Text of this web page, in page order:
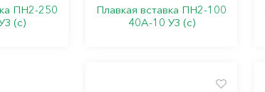
ПН2-250
(с)
Плавкая вставка ПН2-100
40А-10 УЗ (с)